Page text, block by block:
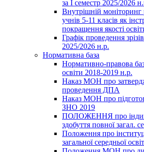
за І семестр 2025/2026
Внутрішній моніторинг
учнів 5-11 класів як
покращення якості
Графік проведення
2025/2026 н.р.
Нормативна база
Нормативно-правова
освіти 2018-2019 н.р.
Наказ МОН про
проведення ДПА
Наказ МОН про
ЗНО 2019
ПОЛОЖЕННЯ про
здобуття повної загал.
Положення про
загальної середньої